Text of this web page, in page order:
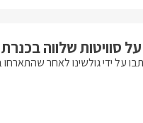
סוויטות שלווה בכנרת
על ידי גולשינו לאחר שהתארחו